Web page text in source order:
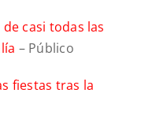
casi todas las
– Público
fiestas tras la